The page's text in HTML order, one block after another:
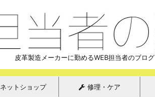
皮革製造メーカーに勤めるWEB担当者のブログ
ネットショップ 修理・ケア